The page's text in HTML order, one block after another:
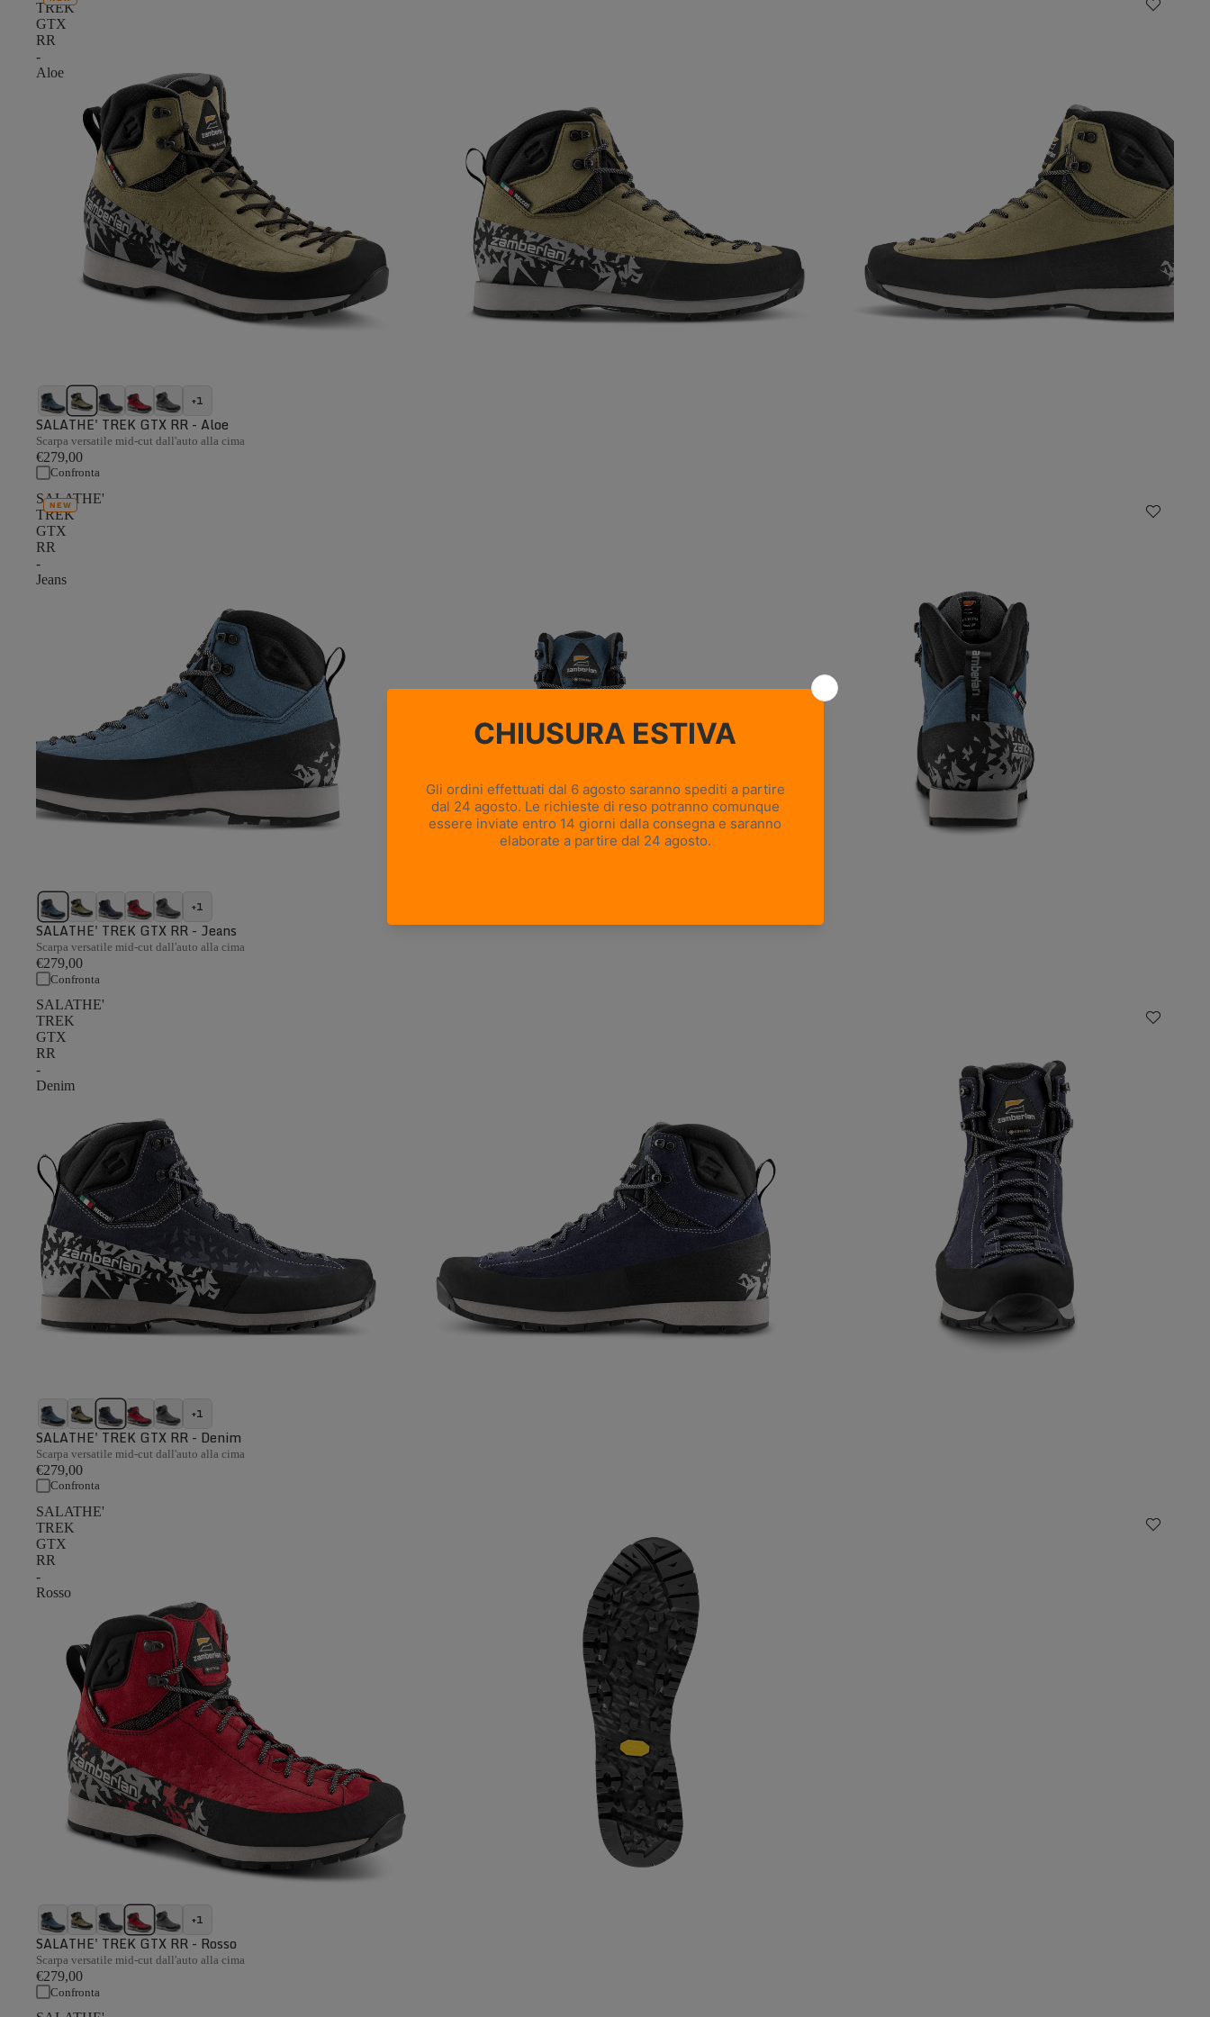
TREK
GTX
RR
-
Aloe
+1
SALATHE' TREK GTX RR - Aloe
Scarpa versatile mid-cut dall'auto alla cima
€279,00
Confronta
SALATHE'
TREK
GTX
RR
-
Jeans
NEW
+1
SALATHE' TREK GTX RR - Jeans
Scarpa versatile mid-cut dall'auto alla cima
€279,00
Confronta
SALATHE'
TREK
GTX
RR
-
Denim
+1
SALATHE' TREK GTX RR - Denim
Scarpa versatile mid-cut dall'auto alla cima
€279,00
Confronta
SALATHE'
TREK
GTX
RR
-
Rosso
+1
SALATHE' TREK GTX RR - Rosso
Scarpa versatile mid-cut dall'auto alla cima
€279,00
Confronta